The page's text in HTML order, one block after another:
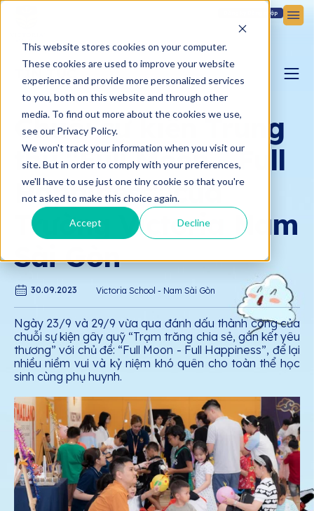
This website stores cookies on your computer.
These cookies are used to improve your website
experience and provide more personalized services
to you, both on this website and through other
media. To find out more about the cookies we use,
see our Privacy Policy.
We won't track your information when you visit our
site. But in order to comply with your preferences,
we'll have to use just one tiny cookie so that you're
not asked to make this choice again.
Accept Decline
Đăng nhập
TIN TỨC
BLOG YÊU CON
BẢN TIN VICTORIA
Chuỗi sự kiện Trung
thu "Full Moon - Full
Happiness" của
Trường Victoria Nam
Sài Gòn
30.09.2023 Victoria School - Nam Sài Gòn
Ngày 23/9 và 29/9 vừa qua đánh dấu thành công của
chuỗi sự kiện gây quỹ “Trạm trăng chia sẻ, gắn kết yêu
thương” với chủ đề: “Full Moon - Full Happiness”, để lại
nhiều niềm vui và kỷ niệm khó quên cho toàn thể học
sinh cùng phụ huynh.